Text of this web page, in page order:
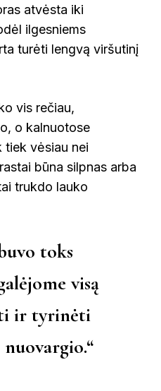
atvėsta iki
ilgesniems
turėti lengvą viršutinį
vis rečiau,
o kalnuotose
vėsiau nei
būna silpnas arba
trukdo lauko
toks
visą
ir tyrinėti